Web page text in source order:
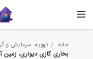
خانه تهویه، سرمایش و
بخاری گازی دیواری، زمین